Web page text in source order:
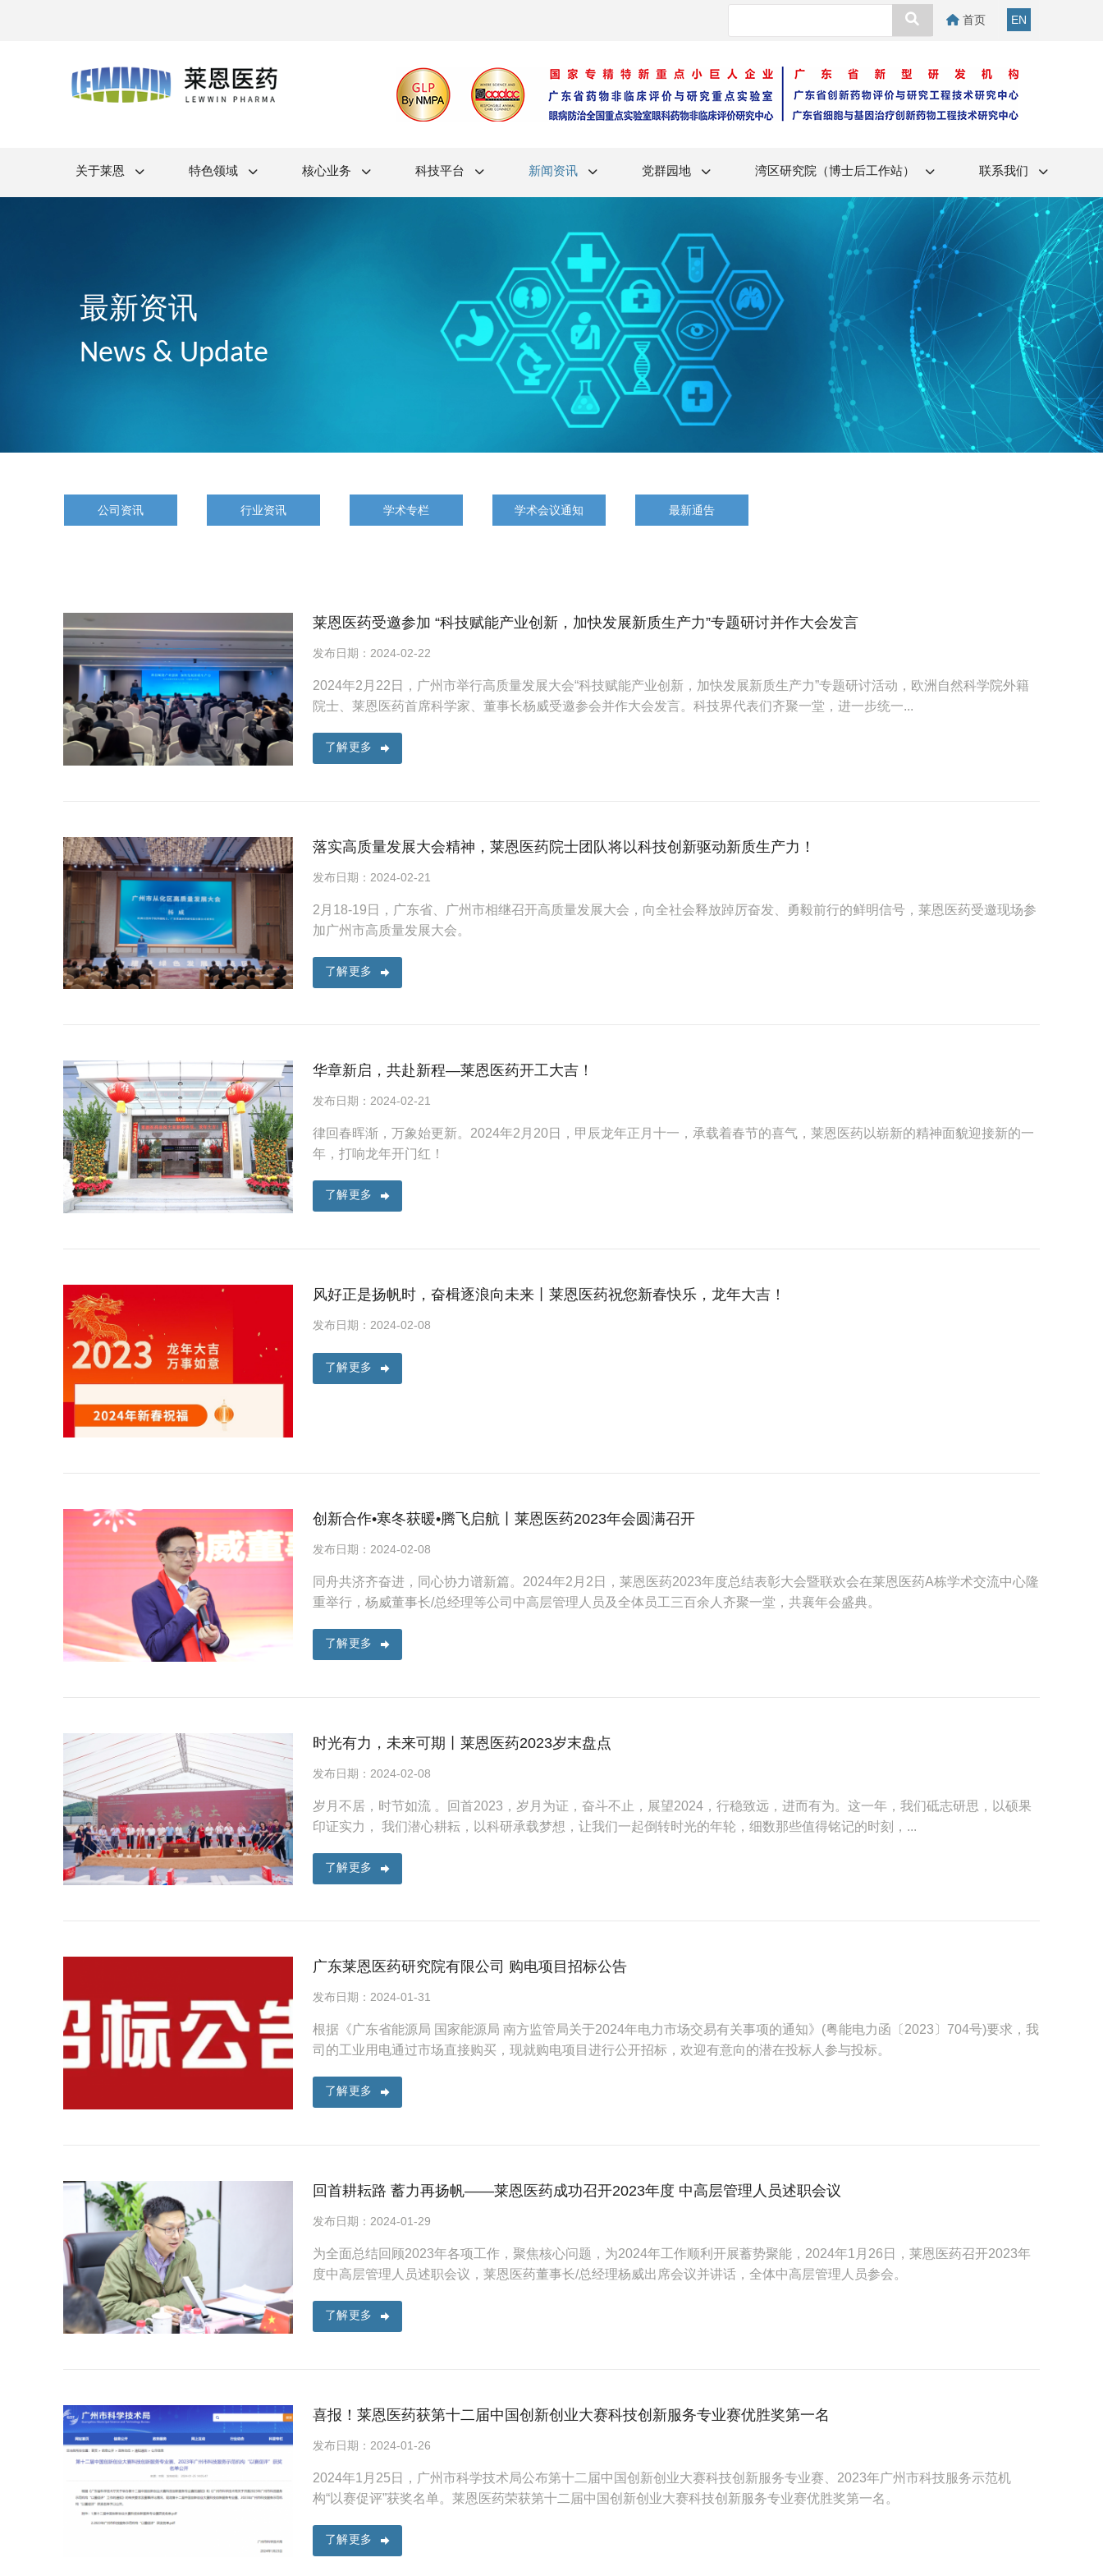
首页 EN
关于莱恩 特色领域 核心业务 科技平台 新闻资讯 党群园地 湾区研究院（博士后工作站） 联系我们
最新资讯
News & Update
公司资讯 行业资讯 学术专栏 学术会议通知 最新通告
莱恩医药受邀参加 “科技赋能产业创新，加快发展新质生产力”专题研讨并作大会发言
发布日期：2024-02-22
2024年2月22日，广州市举行高质量发展大会“科技赋能产业创新，加快发展新质生产力”专题研讨活动，欧洲自然科学院外籍
院士、莱恩医药首席科学家、董事长杨威受邀参会并作大会发言。科技界代表们齐聚一堂，进一步统一...
了解更多
落实高质量发展大会精神，莱恩医药院士团队将以科技创新驱动新质生产力！
发布日期：2024-02-21
2月18-19日，广东省、广州市相继召开高质量发展大会，向全社会释放踔厉奋发、勇毅前行的鲜明信号，莱恩医药受邀现场参
加广州市高质量发展大会。
了解更多
华章新启，共赴新程—莱恩医药开工大吉！
发布日期：2024-02-21
律回春晖渐，万象始更新。2024年2月20日，甲辰龙年正月十一，承载着春节的喜气，莱恩医药以崭新的精神面貌迎接新的一
年，打响龙年开门红！
了解更多
风好正是扬帆时，奋楫逐浪向未来丨莱恩医药祝您新春快乐，龙年大吉！
发布日期：2024-02-08
了解更多
创新合作•寒冬获暖•腾飞启航丨莱恩医药2023年会圆满召开
发布日期：2024-02-08
同舟共济齐奋进，同心协力谱新篇。2024年2月2日，莱恩医药2023年度总结表彰大会暨联欢会在莱恩医药A栋学术交流中心隆
重举行，杨威董事长/总经理等公司中高层管理人员及全体员工三百余人齐聚一堂，共襄年会盛典。
了解更多
时光有力，未来可期丨莱恩医药2023岁末盘点
发布日期：2024-02-08
岁月不居，时节如流 。回首2023，岁月为证，奋斗不止，展望2024，行稳致远，进而有为。这一年，我们砥志研思，以硕果
印证实力， 我们潜心耕耘，以科研承载梦想，让我们一起倒转时光的年轮，细数那些值得铭记的时刻，...
了解更多
广东莱恩医药研究院有限公司 购电项目招标公告
发布日期：2024-01-31
根据《广东省能源局 国家能源局 南方监管局关于2024年电力市场交易有关事项的通知》(粤能电力函〔2023〕704号)要求，我
司的工业用电通过市场直接购买，现就购电项目进行公开招标，欢迎有意向的潜在投标人参与投标。
了解更多
回首耕耘路 蓄力再扬帆——莱恩医药成功召开2023年度 中高层管理人员述职会议
发布日期：2024-01-29
为全面总结回顾2023年各项工作，聚焦核心问题，为2024年工作顺利开展蓄势聚能，2024年1月26日，莱恩医药召开2023年
度中高层管理人员述职会议，莱恩医药董事长/总经理杨威出席会议并讲话，全体中高层管理人员参会。
了解更多
喜报！莱恩医药获第十二届中国创新创业大赛科技创新服务专业赛优胜奖第一名
发布日期：2024-01-26
2024年1月25日，广州市科学技术局公布第十二届中国创新创业大赛科技创新服务专业赛、2023年广州市科技服务示范机
构“以赛促评”获奖名单。莱恩医药荣获第十二届中国创新创业大赛科技创新服务专业赛优胜奖第一名。
了解更多